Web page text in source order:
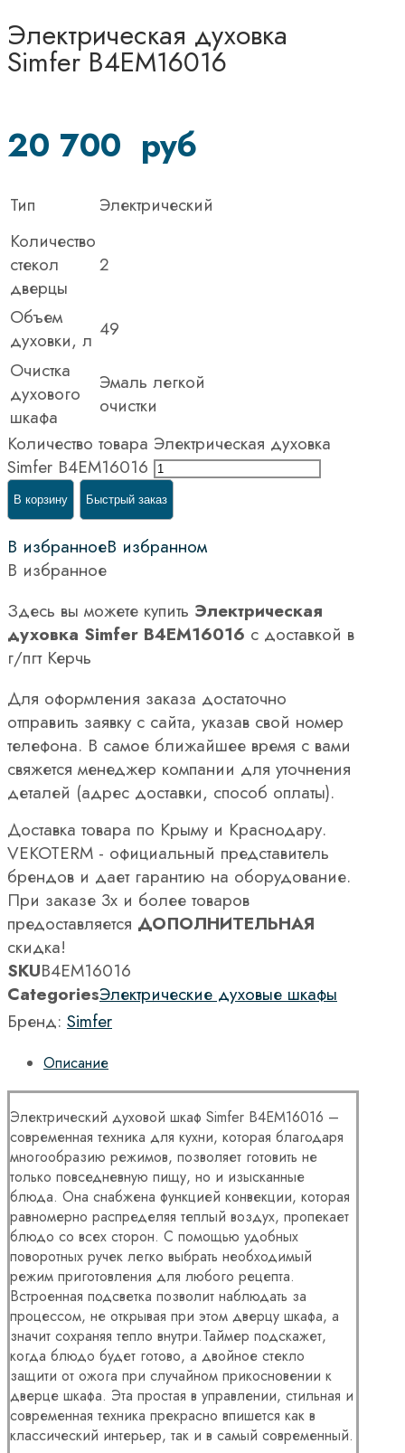
Электрическая духовка
Simfer B4EM16016
20 700 руб
Тип
Электрический
Количество
стекол
дверцы
2
Объем
духовки, л 49
Очистка
духового
шкафа
Эмаль легкой
очистки
Количество товара Электрическая духовка
Simfer B4EM16016
В корзину Быстрый заказ
В избранноеВ избранном
В избранное
Здесь вы можете купить Электрическая
духовка Simfer B4EM16016 с доставкой в
г/пгт Керчь
Для оформления заказа достаточно
отправить заявку с сайта, указав свой номер
телефона. В самое ближайшее время с вами
свяжется менеджер компании для уточнения
деталей (адрес доставки, способ оплаты).
Доставка товара по Крыму и Краснодару.
VEKOTERM - официальный представитель
брендов и дает гарантию на оборудование.
При заказе 3х и более товаров
предоставляется ДОПОЛНИТЕЛЬНАЯ
скидка!
SKUB4EM16016
CategoriesЭлектрические духовые шкафы
Бренд: Simfer
Описание
Электрический духовой шкаф Simfer B4EM16016 –
современная техника для кухни, которая благодаря
многообразию режимов, позволяет готовить не
только повседневную пищу, но и изысканные
блюда. Она снабжена функцией конвекции, которая
равномерно распределяя теплый воздух, пропекает
блюдо со всех сторон. С помощью удобных
поворотных ручек легко выбрать необходимый
режим приготовления для любого рецепта.
Встроенная подсветка позволит наблюдать за
процессом, не открывая при этом дверцу шкафа, а
значит сохраняя тепло внутри.Таймер подскажет,
когда блюдо будет готово, а двойное стекло
защити от ожога при случайном прикосновении к
дверце шкафа. Эта простая в управлении, стильная и
современная техника прекрасно впишется как в
классический интерьер, так и в самый современный.